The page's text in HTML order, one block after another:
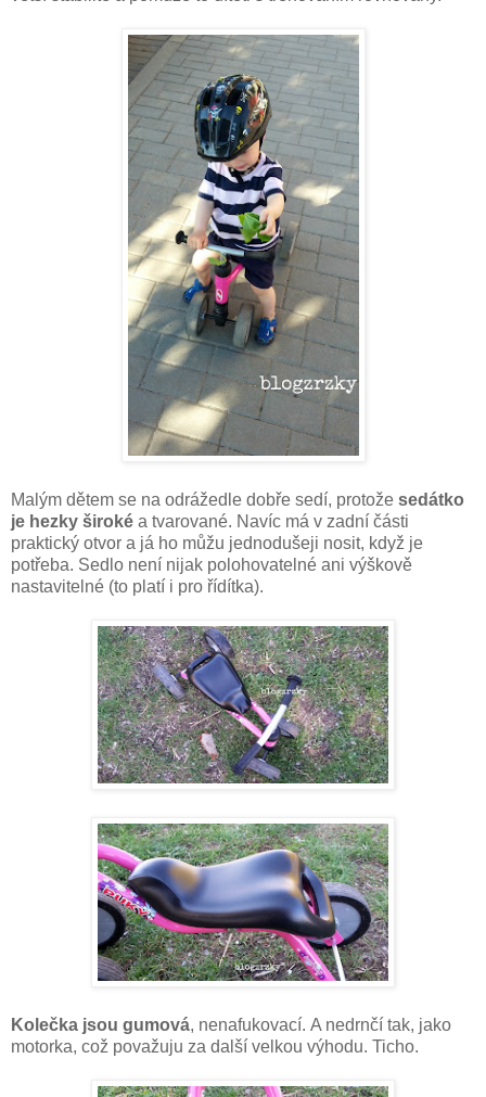
Malým dětem se na odrážedle dobře sedí, protože sedátko
je hezky široké a tvarované. Navíc má v zadní části
praktický otvor a já ho můžu jednodušeji nosit, když je
potřeba. Sedlo není nijak polohovatelné ani výškově
nastavitelné (to platí i pro řídítka).
Kolečka jsou gumová, nenafukovací. A nedrnčí tak, jako
motorka, což považuju za další velkou výhodu. Ticho.